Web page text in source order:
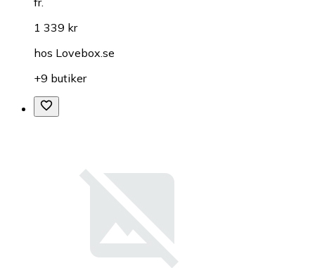
1 339 kr
hos Lovebox.se
+9 butiker